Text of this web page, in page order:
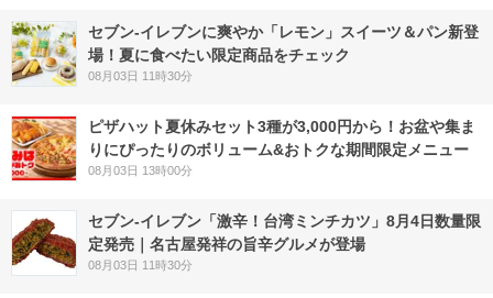
セブン‐イレブンに爽やか「レモン」スイーツ＆パン新登
場！夏に食べたい限定商品をチェック
08月03日 11時30分
ピザハット夏休みセット3種が3,000円から！お盆や集ま
りにぴったりのボリューム&おトクな期間限定メニュー
08月03日 13時00分
セブン-イレブン「激辛！台湾ミンチカツ」8月4日数量限
定発売｜名古屋発祥の旨辛グルメが登場
08月03日 11時30分